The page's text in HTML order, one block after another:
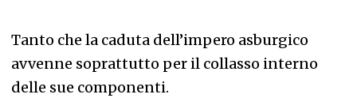
Tanto che la caduta dell’impero asburgico
avvenne soprattutto per il collasso interno
delle sue componenti.